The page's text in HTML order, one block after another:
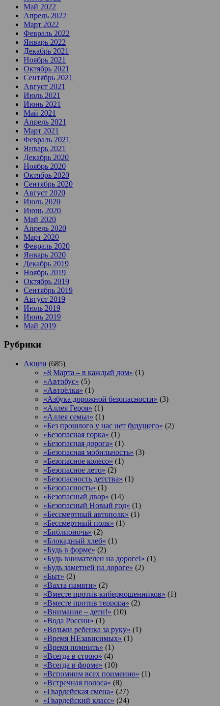
Май 2022
Апрель 2022
Март 2022
Февраль 2022
Январь 2022
Декабрь 2021
Ноябрь 2021
Октябрь 2021
Сентябрь 2021
Август 2021
Июль 2021
Июнь 2021
Май 2021
Апрель 2021
Март 2021
Февраль 2021
Январь 2021
Декабрь 2020
Ноябрь 2020
Октябрь 2020
Сентябрь 2020
Август 2020
Июль 2020
Июнь 2020
Май 2020
Апрель 2020
Март 2020
Февраль 2020
Январь 2020
Декабрь 2019
Ноябрь 2019
Октябрь 2019
Сентябрь 2019
Август 2019
Июль 2019
Июнь 2019
Май 2019
Рубрики
Акции (685)
«8 Марта – в каждый дом» (1)
«Автобус» (5)
«Автоёлка» (1)
«Азбука дорожной безопасности» (3)
«Аллея Героя» (1)
«Аллея семьи» (1)
«Без прошлого у нас нет будущего» (2)
«Безопасная горка» (1)
«Безопасная дорога» (1)
«Безопасная мобильность» (3)
«Безопасное колесо» (1)
«Безопасное лето» (2)
«Безопасность детства» (1)
«Безопасность» (1)
«Безопасный двор» (14)
«Безопасный Новый год» (1)
«Бессмертный автополк» (1)
«Бессмертный полк» (1)
«Библионочь» (2)
«Блокадный хлеб» (1)
«Будь в форме» (2)
«Будь внимателен на дороге!» (1)
«Будь заметней на дороге» (2)
«Быт» (2)
«Вахта памяти» (2)
«Вместе против кибермошенников» (1)
«Вместе против террора» (2)
«Внимание – дети!» (10)
«Вода России» (1)
«Возьми ребенка за руку» (1)
«Время НЕзависимых» (1)
«Время помнить» (1)
«Всегда в строю» (4)
«Всегда в форме» (10)
«Вспомним всех поименно» (1)
«Встречная полоса» (8)
«Гвардейская смена» (27)
«Гвардейский класс» (24)